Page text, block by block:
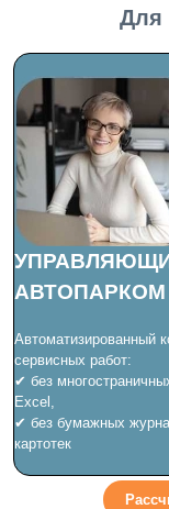
Для
АВТОПАРКОМ
Автоматизированный
сервисных работ:
✔ без
Excel,
✔ без бумажных
картотек